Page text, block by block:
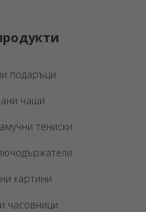
подаръци
чаши
тениски
картини
часовници